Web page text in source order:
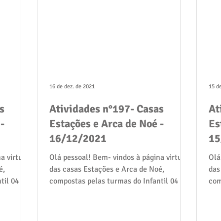
virtual
04 e
Atividades n°197- Casas
Estações e Arca de Noé -
16/12/2021
Olá pessoal! Bem- vindos à página virtual
das casas Estações e Arca de Noé,
compostas pelas turmas do Infantil 04 e
16 de dez. de 2021 15